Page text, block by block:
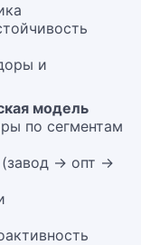
и
модель
по сегментам
(завод → опт →